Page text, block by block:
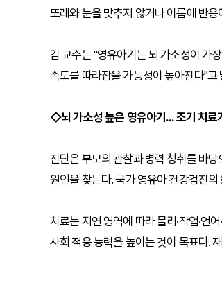
또래와 눈을 맞추지 않거나 이름에 반
김 교수는 "영유아기는 뇌 가소성이 가
속도를 따라잡을 가능성이 높아진다"고
◇뇌 가소성 높은 영유아기... 조기 치료
진단은 부모의 관찰과 병력 청취를 바
원인을 찾는다. 국가 영유아 건강검진
치료는 지연 영역에 따라 물리·작업·언
사회 적응 능력을 높이는 것이 목표다.